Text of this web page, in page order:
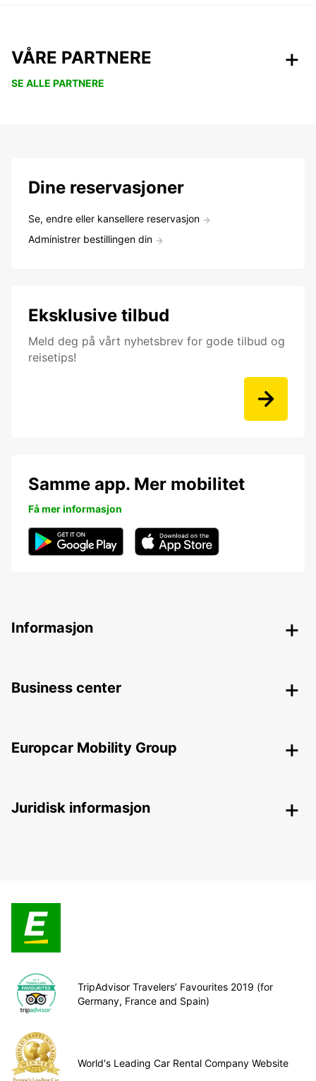
VÅRE PARTNERE
SE ALLE PARTNERE
Dine reservasjoner
Se, endre eller kansellere reservasjon
Administrer bestillingen din
Eksklusive tilbud
Meld deg på vårt nyhetsbrev for gode tilbud og
reisetips!
Samme app. Mer mobilitet
Få mer informasjon
Informasjon
Business center
Europcar Mobility Group
Juridisk informasjon
TripAdvisor Travelers’ Favourites 2019 (for
Germany, France and Spain)
World's Leading Car Rental Company Website